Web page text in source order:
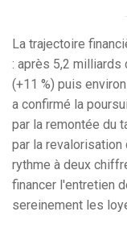
La trajectoire
: après 5,2
(+11 %) puis
a confirmé la
par la remontée du
par la revalorisation
rythme à deux
financer l'entretien
sereinement les